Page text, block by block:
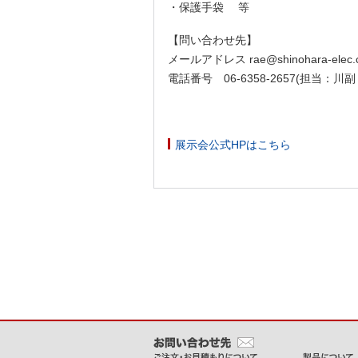
・保護手袋 等
【問い合わせ先】
メールアドレス rae@shinohara-
電話番号 06-6358-2657(担当：川副
展示会公式HPはこちら